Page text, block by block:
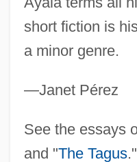
short fiction is
a minor genre.
—Janet Pérez
See the essays
and "The Tagus."
Ph.D.
Axum, Donna (c. 1924–)
Axton, Mae
Axton, Hoyt